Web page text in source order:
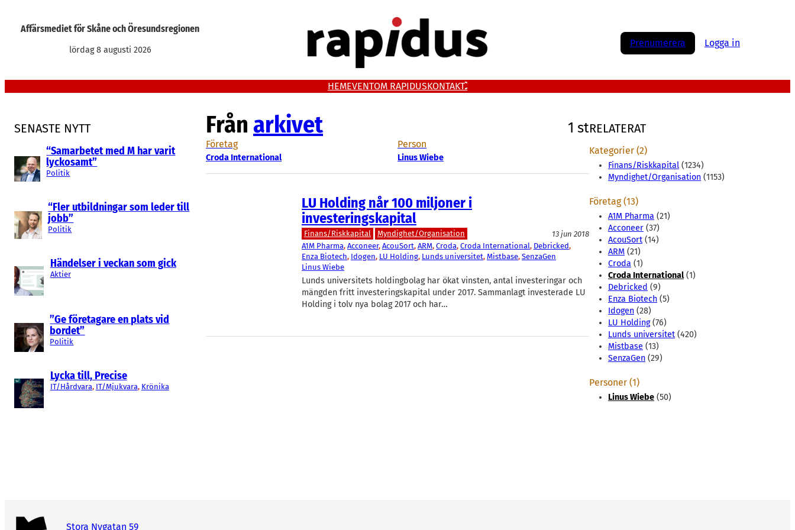
Affärsmediet för Skåne och Öresundsregionen
lördag 8 augusti 2026
Prenumerera Logga in
HEMEVENTOM RAPIDUSKONTAKT
SENASTE NYTT
“Samarbetet med M har varit
lyckosamt”
Politik
“Fler utbildningar som leder till
jobb”
Politik
Händelser i veckan som gick
Aktier
”Ge företagare en plats vid
bordet”
Politik
Lycka till, Precise
IT/Hårdvara, IT/Mjukvara, Krönika
Från arkivet 1 st
Företag
Croda International
Person
Linus Wiebe
LU Holding når 100 miljoner i
investeringskapital
Finans/Riskkapital Myndighet/Organisation
13 jun 2018
A1M Pharma, Acconeer, AcouSort, ARM, Croda, Croda International, Debricked
Enza Biotech, Idogen, LU Holding, Lunds universitet, Mistbase, SenzaGen
Linus Wiebe
Lunds universitets holdingbolag har ökat vinsten, antal investeringar och
mängden fritt investeringskapital under 2017. Sammanlagt investerade LU
Holding i tolv nya bolag 2017 och har…
RELATERAT
Kategorier (2)
Finans/Riskkapital (1234)
Myndighet/Organisation (1153)
Företag (13)
A1M Pharma (21)
Acconeer (37)
AcouSort (14)
ARM (21)
Croda (1)
Croda International(1)
Debricked (9)
Enza Biotech (5)
Idogen (28)
LU Holding(76)
Lunds universitet (420)
Mistbase (13)
SenzaGen (29)
Personer (1)
Linus Wiebe (50)
Stora Nygatan 59